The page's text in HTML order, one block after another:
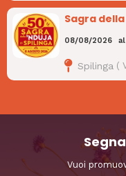
Sagra della
08/08/2026 al
Spilinga (
Vuoi